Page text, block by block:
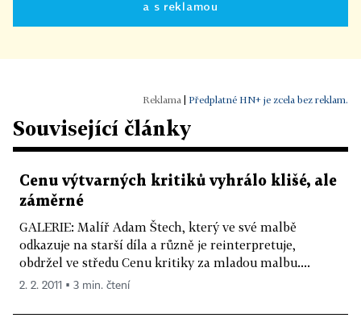
a s reklamou
Předplatné HN+ je zcela bez reklam.
Související články
Cenu výtvarných kritiků vyhrálo klišé, ale
záměrné
GALERIE: Malíř Adam Štech, který ve své malbě
odkazuje na starší díla a různě je reinterpretuje,
obdržel ve středu Cenu kritiky za mladou malbu....
2. 2. 2011 ▪ 3 min. čtení